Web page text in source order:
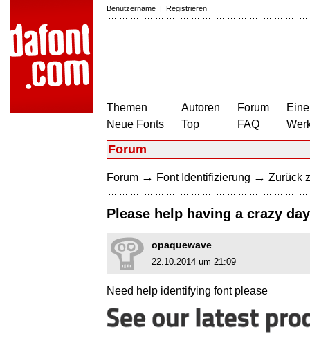
Benutzername | Registrieren
Themen
Neue Fonts
Autoren
Top
Forum
FAQ
Forum
Forum → Font Identifizierung → Zurück
Please help having a crazy day
opaquewave
22.10.2014 um 21:09
Need help identifying font please